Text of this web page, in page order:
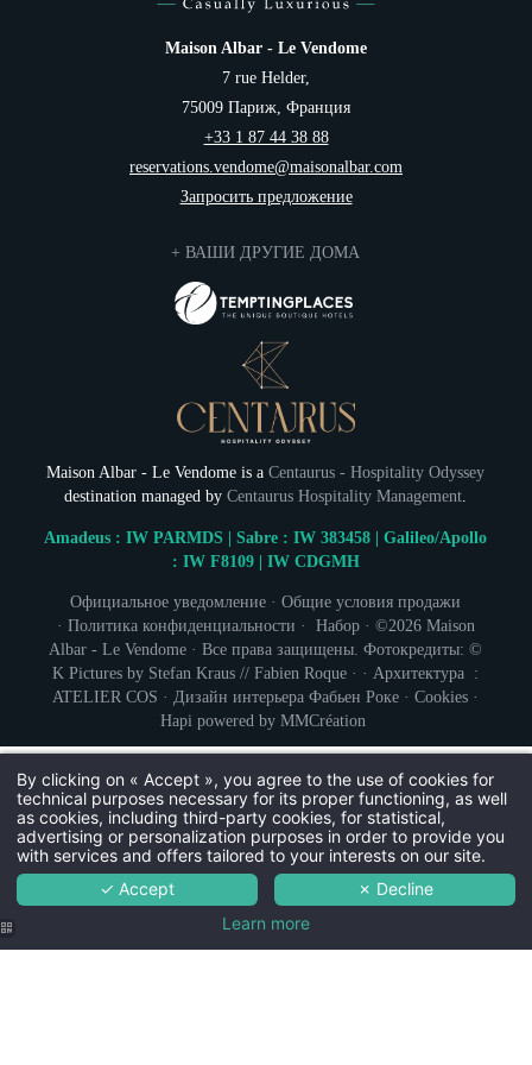
Maison Albar - Le Vendome
7 rue Helder,
75009 Париж, Франция
+33 1 87 44 38 88
reservations.vendome@maisonalbar.com
Запросить предложение
+ ВАШИ ДРУГИЕ ДОМА
Maison Albar - Le Vendome is aCentaurus - Hospitality Odyssey
destination managed byCentaurus Hospitality Management.
Amadeus : IW PARMDS | Sabre : IW 383458 | Galileo/Apollo
: IW F8109 | IW CDGMH
Официальное уведомление ·Общие условия продажи
· Политика конфиденциальности · Набор· ©2026 Maison
Albar - Le Vendome · Все права защищены. Фотокредиты: ©
K Pictures by Stefan Kraus // Fabien Roque · · Архитектура :
ATELIER COS · Дизайн интерьераФабьен Роке ·Cookies ·
Hapi powered byMMCréation
Italiano
консьерж-служба
Gift cards
Фотогалерея
Номера
Контактная информация
By clicking on « Accept », you agree to the use of cookies for
technical purposes necessary for its proper functioning, as well
as cookies, including third-party cookies, for statistical,
advertising or personalization purposes in order to provide you
with services and offers tailored to your interests on our site.
✓ Accept
✗ Decline
Learn more